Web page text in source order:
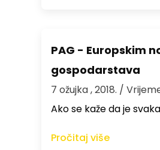
PAG - Europskim
gospodarstava
7 ožujka , 2018. /
Ako se kaže da je
Pročitaj više